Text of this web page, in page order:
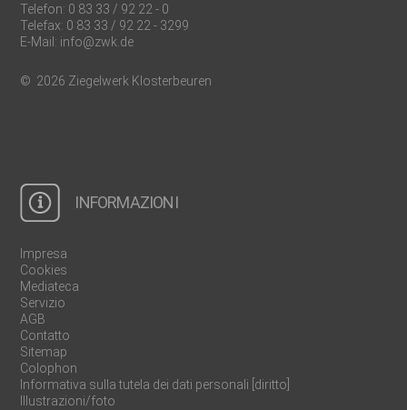
Telefon: 0 83 33 / 92 22 - 0
Telefax: 0 83 33 / 92 22 - 3299
E-Mail: info@zwk.de
© 2026 Ziegelwerk Klosterbeuren
INFORMAZIONI
Impresa
Cookies
Mediateca
Servizio
AGB
Contatto
Sitemap
Colophon
Informativa sulla tutela dei dati personali [diritto]
Illustrazioni/foto